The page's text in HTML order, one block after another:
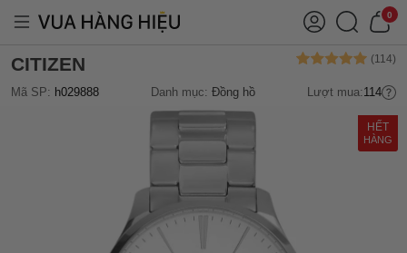
0
CITIZEN
Mã SP: h029888 Danh mục: Đồng hồ Lượt mua:114
HẾT
HÀNG